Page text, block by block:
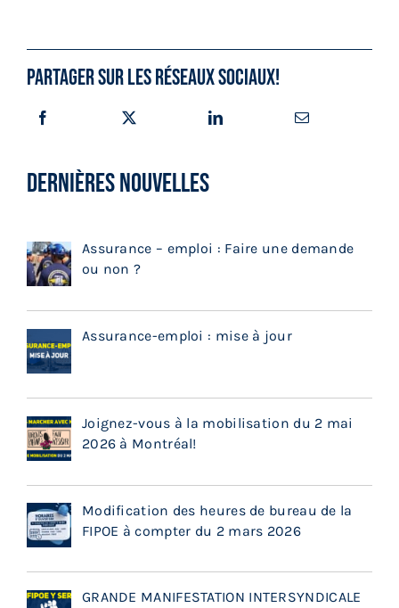
Partager sur les réseaux sociaux!
DERNIÈRES NOUVELLES
Assurance – emploi : Faire une demande
ou non ?
Assurance-emploi : mise à jour
Joignez-vous à la mobilisation du 2 mai
2026 à Montréal!
Modification des heures de bureau de la
FIPOE à compter du 2 mars 2026
GRANDE MANIFESTATION INTERSYNDICALE